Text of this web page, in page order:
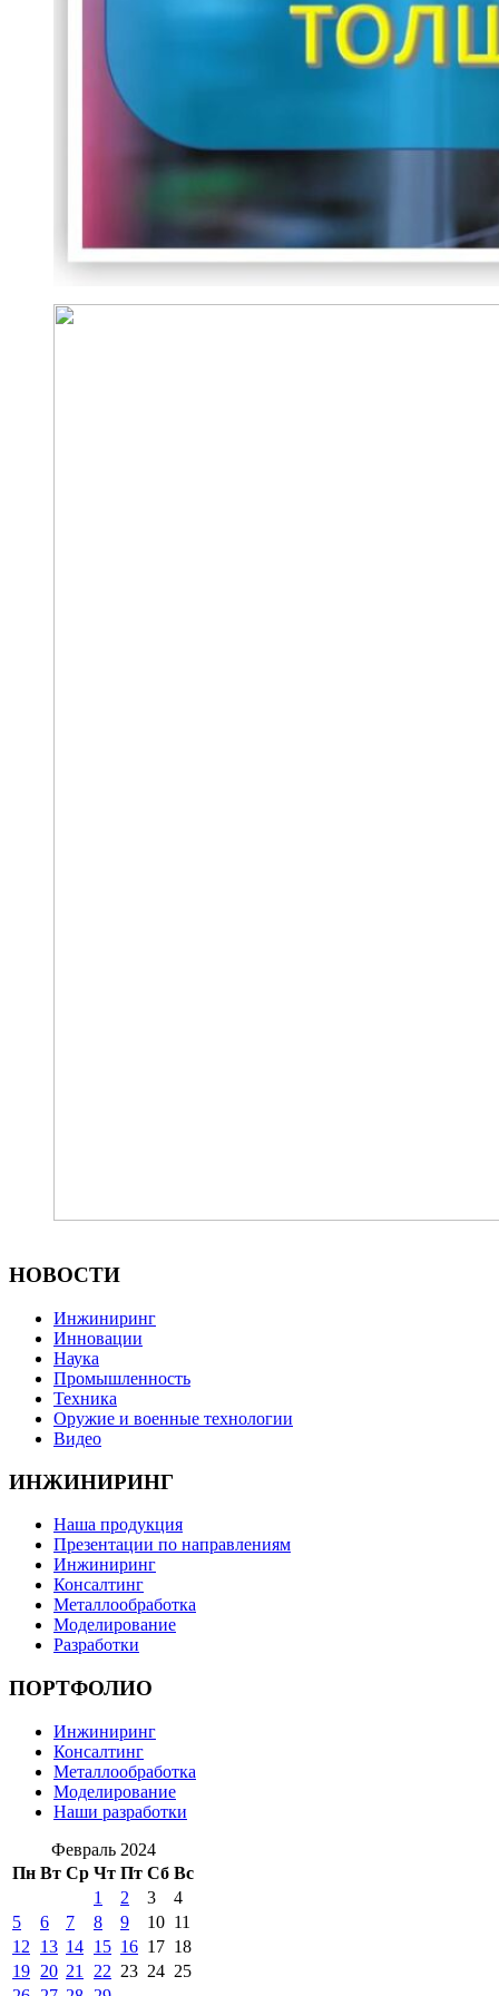
НОВОСТИ
Инжиниринг
Инновации
Наука
Промышленность
Техника
Оружие и военные технологии
Видео
ИНЖИНИРИНГ
Наша продукция
Презентации по направлениям
Инжиниринг
Консалтинг
Металлообработка
Моделирование
Разработки
ПОРТФОЛИО
Инжиниринг
Консалтинг
Металлообработка
Моделирование
Наши разработки
Февраль 2024
Пн Вт Ср Чт Пт Сб Вс
1
2 3
4
5
6 7 8 9 10 11
12
13 14 15 16 17 18
19 20 21 22 23 24 25